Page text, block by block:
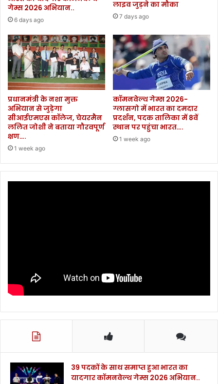
गेम्स 2026 अभियान..
6 days ago
लाइव जुड़ने का मौका
7 days ago
प्रधानमंत्री के नशा मुक्त
अभियान से जुड़ेगा
सीआईएमएस कॉलेज, चेयरमैन
ललित जोशी ने बताया गौरवपूर्ण
क्षण….
1 week ago
कॉमनवेल्थ गेम्स 2026-
ग्लासगो में भारत का दमदार
प्रदर्शन, पदक तालिका में 8वें
स्थान पर पहुंचा भारत….
1 week ago
39 पदकों के साथ समाप्त हुआ भारत का
यादगार कॉमनवेल्थ गेम्स 2026 अभियान..